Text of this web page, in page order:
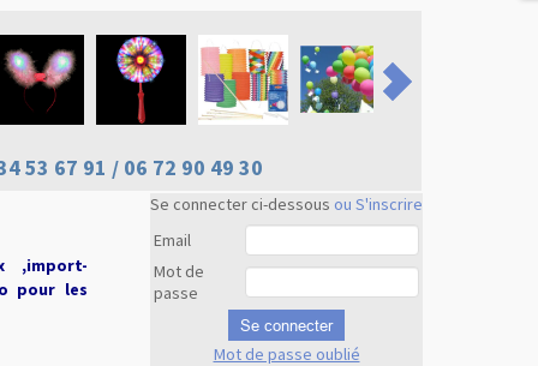
53 67 91 / 06 72 90 49 30
Se connecter ci-dessous ou S'inscrire
Email
Mot de
passe
Se connecter
Mot de passe oublié
,import-
pour les